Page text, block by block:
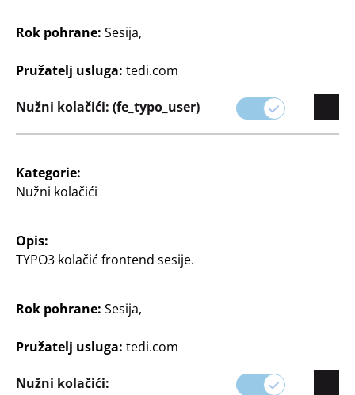
rođendana preko godišnjica do sezonskih proslava –
pretvorite u nezaboravan događaj.
Pregledajte našu ponudu i pronađite sve što vam je
potrebno za savršeno osmišljenu zabavu.
28 Članak
Rok pohrane: Sesija,
Pružatelj usluga: tedi.com
Nužni kolačići: (fe_typo_user)
Kategorie:
Nužni kolačići
Opis:
TYPO3 kolačić frontend sesije.
Rok pohrane: Sesija,
Pružatelj usluga: tedi.com
Nužni kolačići: